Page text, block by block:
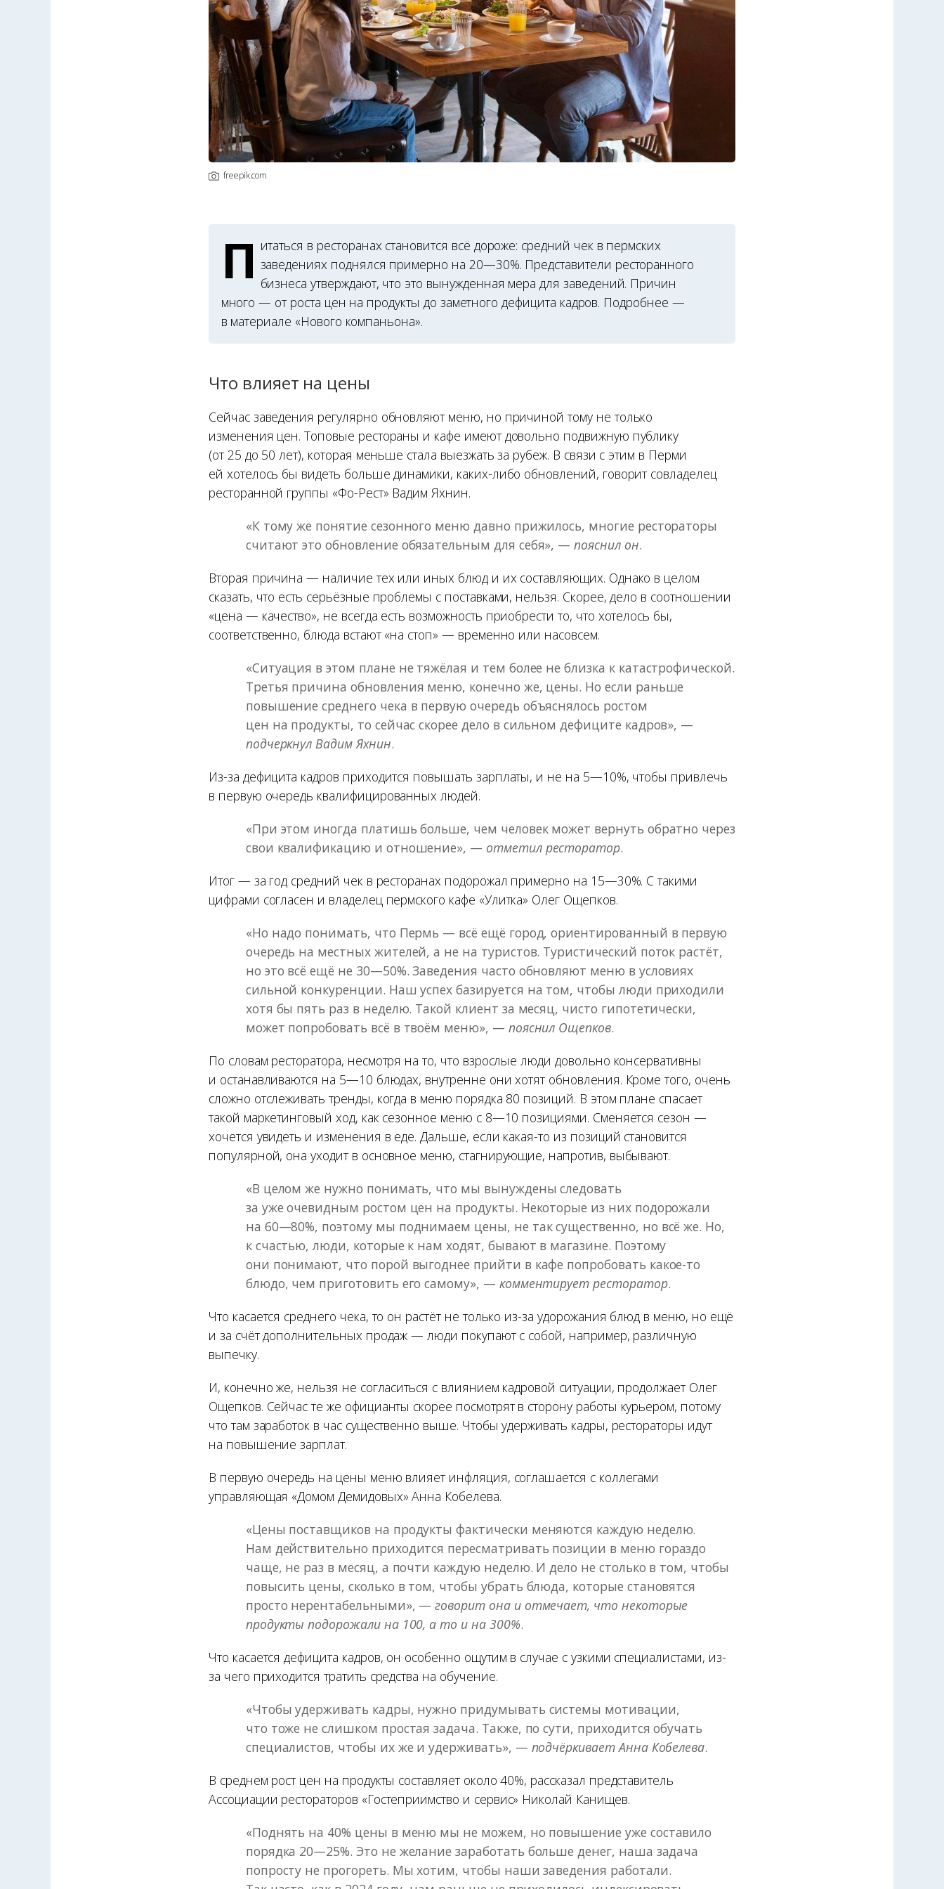
freepik.com
П итаться в ресторанах становится всё дороже: средний чек в пермских
заведениях поднялся примерно на 20—30%. Представители ресторанного
бизнеса утверждают, что это вынужденная мера для заведений. Причин
много — от роста цен на продукты до заметного дефицита кадров. Подробнее —
в материале «Нового компаньона».
Что влияет на цены
Сейчас заведения регулярно обновляют меню, но причиной тому не только
изменения цен. Топовые рестораны и кафе имеют довольно подвижную публику
(от 25 до 50 лет), которая меньше стала выезжать за рубеж. В связи с этим в Перми
ей хотелось бы видеть больше динамики, каких-либо обновлений, говорит совладелец
ресторанной группы «Фо-Рест» Вадим Яхнин.
«К тому же понятие сезонного меню давно прижилось, многие рестораторы
считают это обновление обязательным для себя», —пояснил он.
Вторая причина — наличие тех или иных блюд и их составляющих. Однако в целом
сказать, что есть серьёзные проблемы с поставками, нельзя. Скорее, дело в соотношении
«цена — качество», не всегда есть возможность приобрести то, что хотелось бы,
соответственно, блюда встают «на стоп» — временно или насовсем.
«Ситуация в этом плане не тяжёлая и тем более не близка к катастрофической.
Третья причина обновления меню, конечно же, цены. Но если раньше
повышение среднего чека в первую очередь объяснялось ростом
цен на продукты, то сейчас скорее дело в сильном дефиците кадров», —
подчеркнул Вадим Яхнин.
Из-за дефицита кадров приходится повышать зарплаты, и не на 5—10%, чтобы привлечь
в первую очередь квалифицированных людей.
«При этом иногда платишь больше, чем человек может вернуть обратно через
свои квалификацию и отношение», — отметил ресторатор.
Итог — за год средний чек в ресторанах подорожал примерно на 15—30%. С такими
цифрами согласен и владелец пермского кафе «Улитка» Олег Ощепков.
«Но надо понимать, что Пермь — всё ещё город, ориентированный в первую
очередь на местных жителей, а не на туристов. Туристический поток растёт,
но это всё ещё не 30—50%. Заведения часто обновляют меню в условиях
сильной конкуренции. Наш успех базируется на том, чтобы люди приходили
хотя бы пять раз в неделю. Такой клиент за месяц, чисто гипотетически,
может попробовать всё в твоём меню», — пояснил Ощепков.
По словам ресторатора, несмотря на то, что взрослые люди довольно консервативны
и останавливаются на 5—10 блюдах, внутренне они хотят обновления. Кроме того, очень
сложно отслеживать тренды, когда в меню порядка 80 позиций. В этом плане спасает
такой маркетинговый ход, как сезонное меню с 8—10 позициями. Сменяется сезон —
хочется увидеть и изменения в еде. Дальше, если какая-то из позиций становится
популярной, она уходит в основное меню, стагнирующие, напротив, выбывают.
«В целом же нужно понимать, что мы вынуждены следовать
за уже очевидным ростом цен на продукты. Некоторые из них подорожали
на 60—80%, поэтому мы поднимаем цены, не так существенно, но всё же. Но,
к счастью, люди, которые к нам ходят, бывают в магазине. Поэтому
они понимают, что порой выгоднее прийти в кафе попробовать какое-то
блюдо, чем приготовить его самому», — комментирует ресторатор.
Что касается среднего чека, то он растёт не только из-за удорожания блюд в меню, но ещё
и за счёт дополнительных продаж — люди покупают с собой, например, различную
выпечку.
И, конечно же, нельзя не согласиться с влия­нием кадровой ситуации, продолжает Олег
Ощепков. Сейчас те же официанты скорее посмотрят в сторону работы курьером, потому
что там заработок в час существенно выше. Чтобы удерживать кадры, рестораторы идут
на повышение зарплат.
В первую очередь на цены меню влияет инфляция, соглашается с коллегами
управляющая «Домом Демидовых» Анна Кобелева.
«Цены поставщиков на продукты фактически меняются каждую неделю.
Нам действительно приходится пересматривать позиции в меню гораздо
чаще, не раз в месяц, а почти каждую неделю. И дело не столько в том, чтобы
повысить цены, сколько в том, чтобы убрать блюда, которые становятся
просто нерентабельными», —говорит она и отмечает, что некоторые
продукты подорожали на 100, а то и на 300%.
Что касается дефицита кадров, он особенно ощутим в случае с узкими специалистами, из-
за чего приходится тратить средства на обучение.
«Чтобы удерживать кадры, нужно придумывать системы мотивации,
что тоже не слишком простая задача. Также, по сути, приходится обучать
специалистов, чтобы их же и удерживать», — подчёркивает Анна Кобелева.
В среднем рост цен на продукты составляет около 40%, рассказал представитель
Ассоциации рестораторов «Гостеприимство и сервис» Николай Канищев.
«Поднять на 40% цены в меню мы не можем, но повышение уже составило
порядка 20—25%. Это не желание заработать больше денег, наша задача
попросту не прогореть. Мы хотим, чтобы наши заведения работали.